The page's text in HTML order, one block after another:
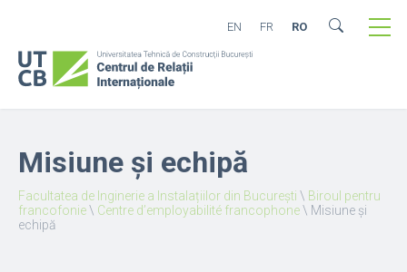
EN FR RO
Misiune și echipă
Facultatea de Inginerie a Instalațiilor din București \ Biroul pentru
francofonie\ Centre d’employabilité francophone\ Misiune și
echipă